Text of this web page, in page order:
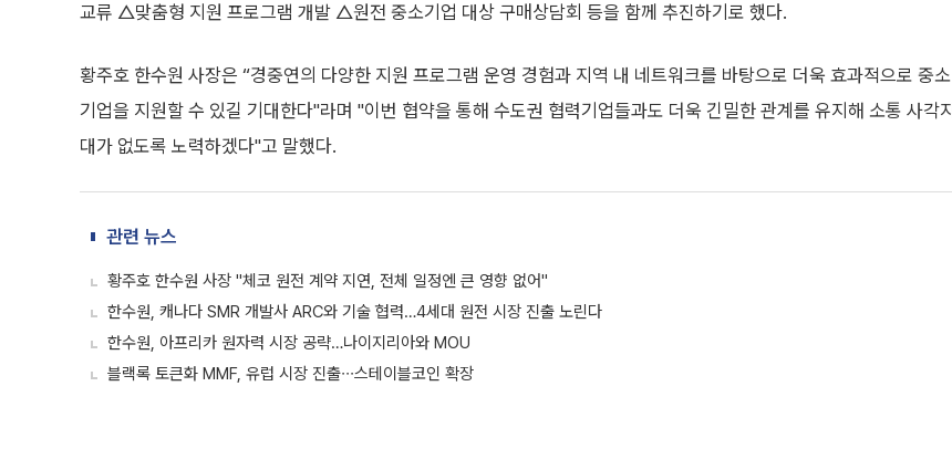
교류 △맞춤형 지원 프로그램 개발 △원전 중소기업 대상 구매상담회 등을 함께 추진하기로 했다.
황주호 한수원 사장은 “경중연의 다양한 지원 프로그램 운영 경험과 지역 내 네트워크를 바탕으로 더욱 효과적으로 중소
기업을 지원할 수 있길 기대한다"라며 "이번 협약을 통해 수도권 협력기업들과도 더욱 긴밀한 관계를 유지해 소통 사각지
대가 없도록 노력하겠다"고 말했다.
관련 뉴스
황주호 한수원 사장 "체코 원전 계약 지연, 전체 일정엔 큰 영향 없어"
한수원, 캐나다 SMR 개발사 ARC와 기술 협력…4세대 원전 시장 진출 노린다
한수원, 아프리카 원자력 시장 공략…나이지리아와 MOU
블랙록 토큰화 MMF, 유럽 시장 진출∙∙∙스테이블코인 확장